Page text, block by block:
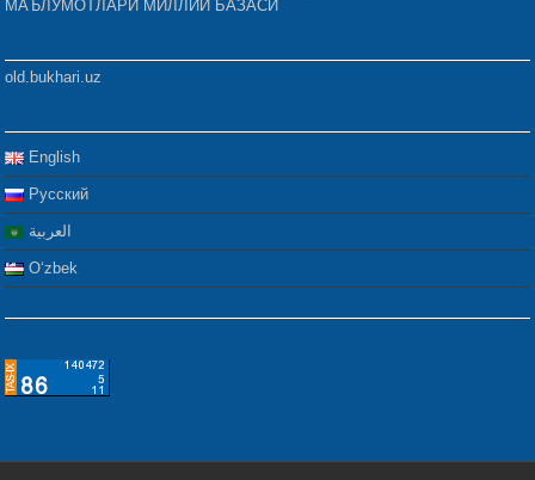
МАЪЛУМОТЛАРИ МИЛЛИЙ БАЗАСИ
old.bukhari.uz
English
Русский
العربية
Oʻzbek